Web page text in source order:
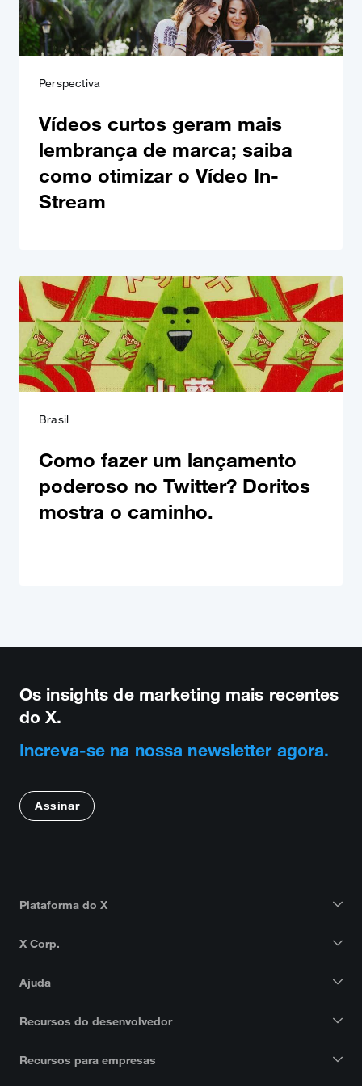
Perspectiva
Vídeos curtos geram mais
lembrança de marca; saiba
como otimizar o Vídeo In-
Stream
Brasil
Como fazer um lançamento
poderoso no Twitter? Doritos
mostra o caminho.
Os insights de marketing mais recentes
do X.
Increva-se na nossa newsletter agora.
Assinar
Plataforma do X
X Corp.
Ajuda
Recursos do desenvolvedor
Recursos para empresas